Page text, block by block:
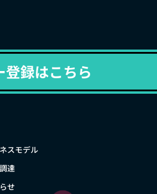
登録はこちら
スモデル
達
せ